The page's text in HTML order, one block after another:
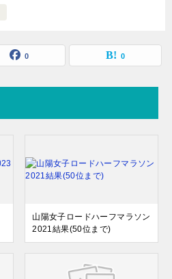
0 0
山陽女子ロードハーフマラソン
2021結果(50位まで)